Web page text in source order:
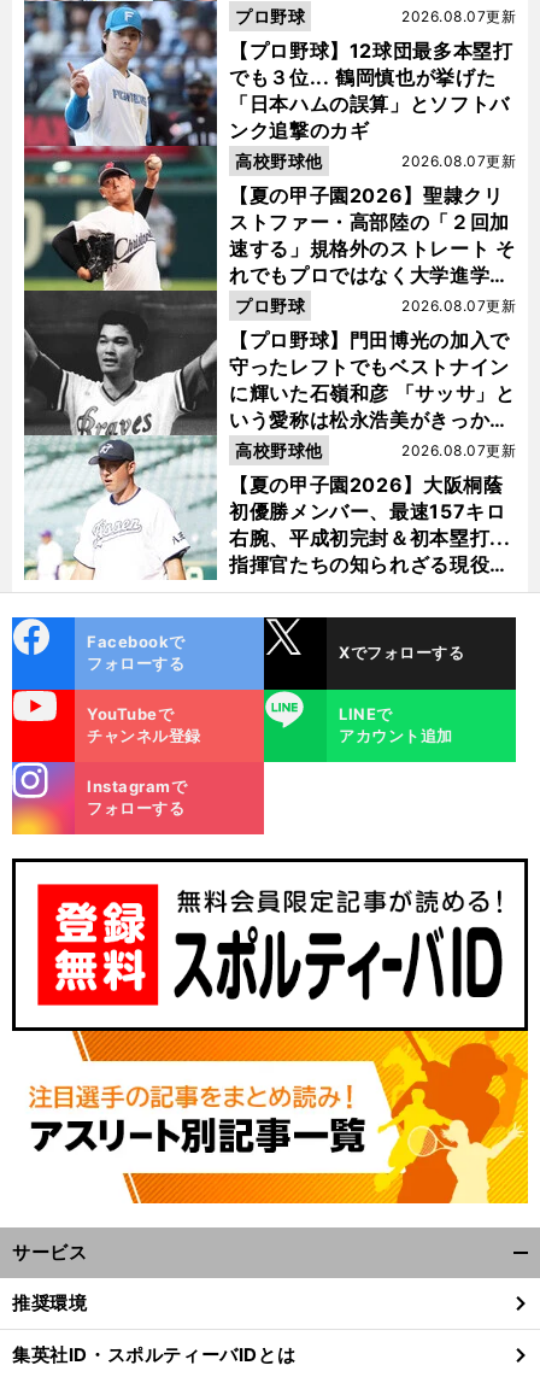
【プロ野球】12球団最多本塁打
でも３位... 鶴岡慎也が挙げた
「日本ハムの誤算」とソフトバ
ンク追撃のカギ
2026.08.07更新
プロ野球
【夏の甲子園2026】聖隷クリ
ストファー・高部陸の「２回加
速する」規格外のストレート そ
れでもプロではなく大学進学を
選ぶ理由
2026.08.07更新
高校野球他
【プロ野球】門田博光の加入で
守ったレフトでもベストナイン
に輝いた石嶺和彦 「サッサ」と
いう愛称は松永浩美がきっか
け？
2026.08.07更新
プロ野球
【夏の甲子園2026】大阪桐蔭
初優勝メンバー、最速157キロ
右腕、平成初完封＆初本塁打...
指揮官たちの知られざる現役時
代
2026.08.07更新
高校野球他
ok
Facebookで
フォローする
Xでフォローする
YouTubeで
チャンネル登録
LINE
LINEで
アカウント追加
m
Instagramで
フォローする
サービス
閉
る
推奨環境
集英社ID・スポルティーバIDとは